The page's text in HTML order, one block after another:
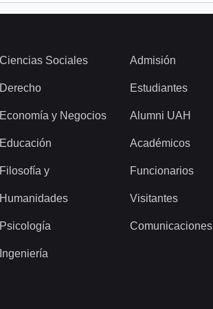
Ciencias Sociales
Derecho
Economía y Negocios
Educación
Filosofía y
Humanidades
Psicología
Ingeniería
Admisión
Estudiantes
Alumni UAH
Académicos
Funcionarios
Visitantes
Comunicaciones